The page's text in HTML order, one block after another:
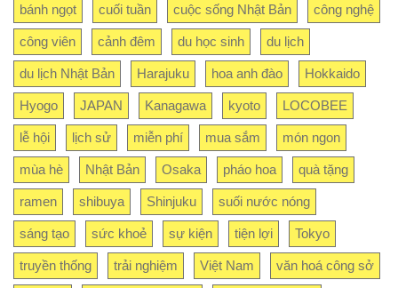
bánh ngọt cuối tuần cuộc sống Nhật Bản công nghệ
công viên cảnh đêm du học sinh du lịch
du lịch Nhật Bản Harajuku hoa anh đào Hokkaido
Hyogo JAPAN Kanagawa kyoto LOCOBEE
lễ hội lịch sử miễn phí mua sắm món ngon
mùa hè Nhật Bản Osaka pháo hoa quà tặng
ramen shibuya Shinjuku suối nước nóng
sáng tạo sức khoẻ sự kiện tiện lợi Tokyo
truyền thống trải nghiệm Việt Nam văn hoá công sở